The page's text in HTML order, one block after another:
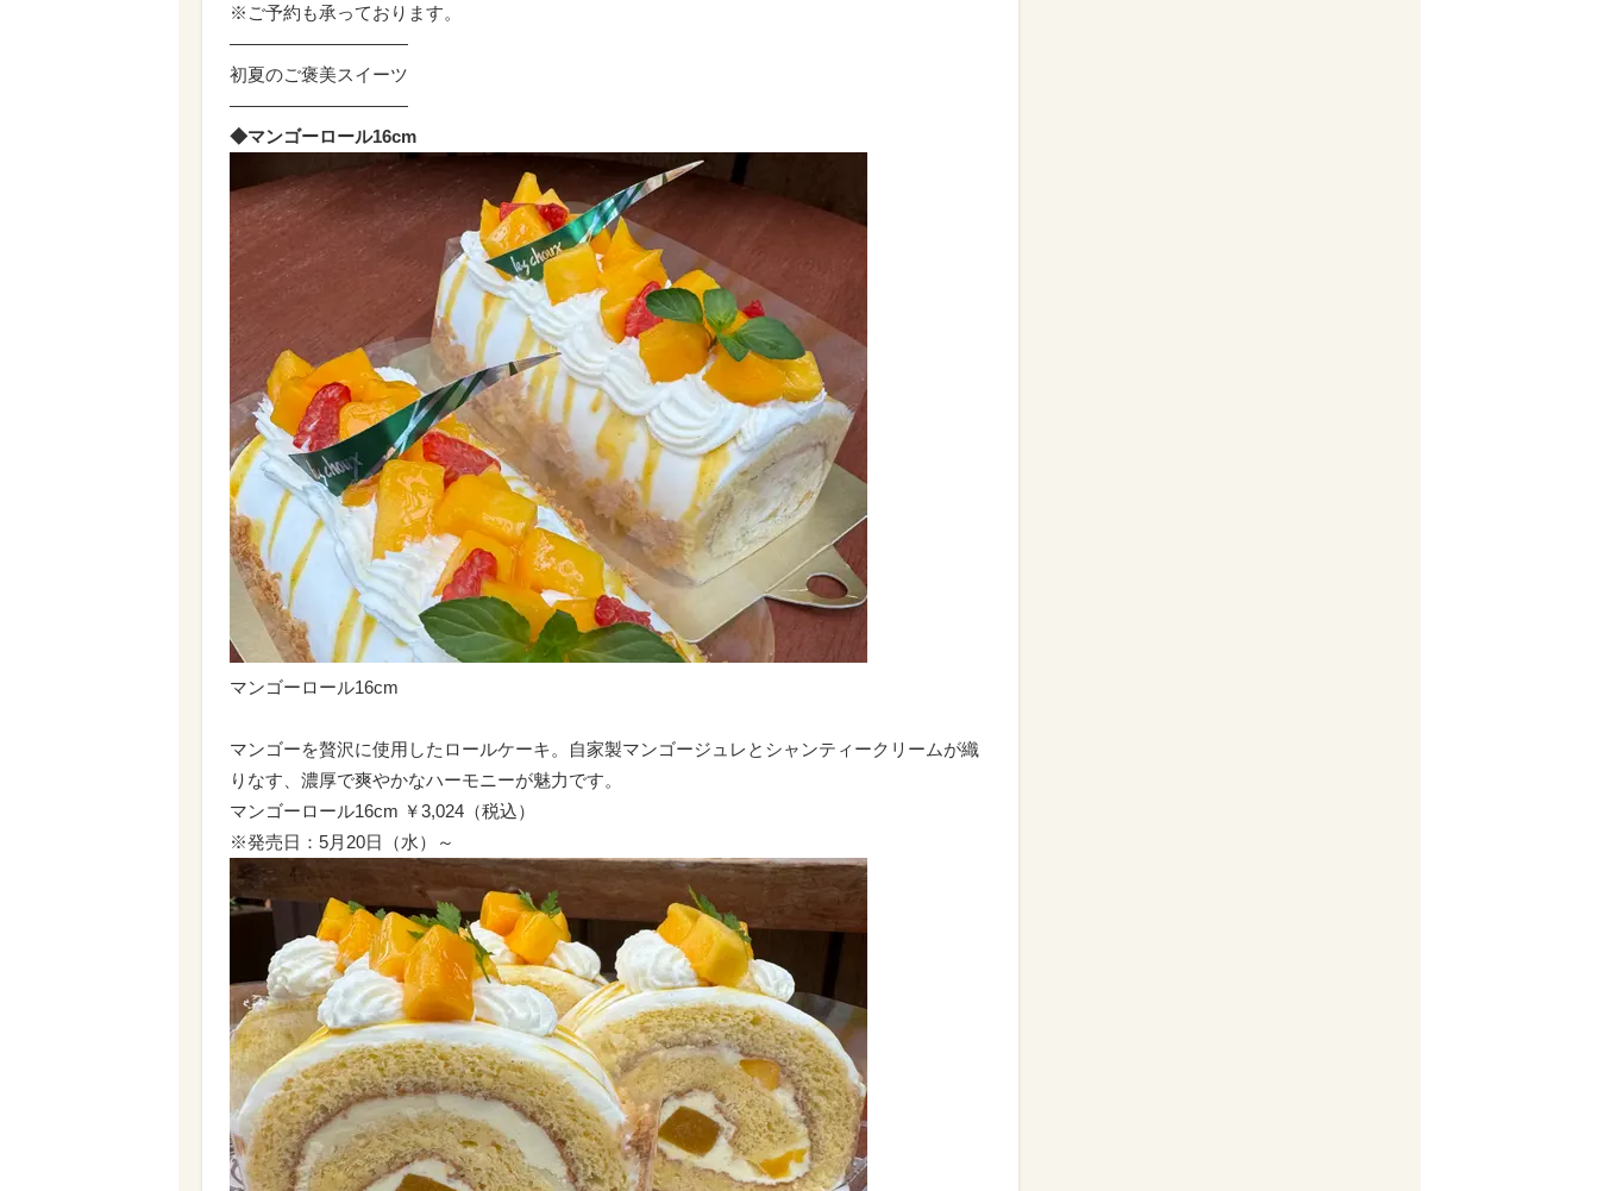
※ご予約も承っております。
――――――――――
初夏のご褒美スイーツ
――――――――――
◆マンゴーロール16cm
マンゴーロール16cm
マンゴーを贅沢に使用したロールケーキ。自家製マンゴージュレとシャンティークリームが織
りなす、濃厚で爽やかなハーモニーが魅力です。
マンゴーロール16cm ￥3,024（税込）
※発売日：5月20日（水）～